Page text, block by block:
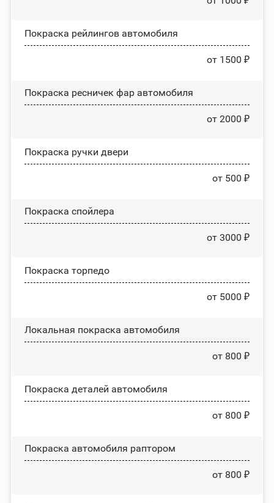
Покраска рейлингов автомобиля
от 1500 ₽
Покраска ресничек фар автомобиля
от 2000 ₽
Покраска ручки двери
от 500 ₽
Покраска спойлера
от 3000 ₽
Покраска торпедо
от 5000 ₽
Локальная покраска автомобиля
от 800 ₽
Покраска деталей автомобиля
от 800 ₽
Покраска автомобиля раптором
от 800 ₽